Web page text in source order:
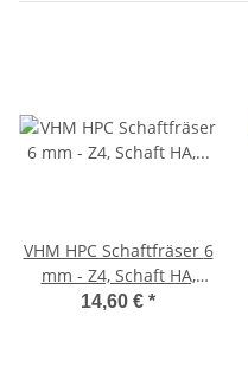
VHM HPC Schaftfräser 6
mm - Z4, Schaft HA,
Drallwinkel 35/38° -
14,60 € *